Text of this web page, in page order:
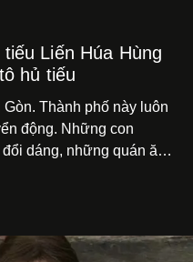
Liến Húa Hùng
hủ tiếu
Thành phố này luôn
động. Những con
dáng, những quán ăn
theo, về những điều